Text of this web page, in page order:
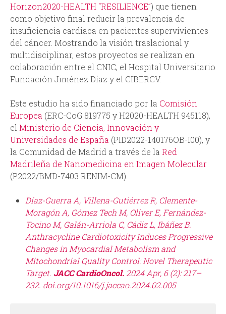
Horizon2020-HEALTH “RESILIENCE”) que tienen
como objetivo final reducir la prevalencia de
insuficiencia cardiaca en pacientes supervivientes
del cáncer. Mostrando la visión traslacional y
multidisciplinar, estos proyectos se realizan en
colaboración entre el CNIC, el Hospital Universitario
Fundación Jiménez Díaz y el CIBERCV.
Este estudio ha sido financiado por la Comisión
Europea (ERC-CoG 819775 y H2020-HEALTH 945118),
el Ministerio de Ciencia, Innovación y
Universidades de España (PID2022-140176OB-I00), y
la Comunidad de Madrid a través de la Red
Madrileña de Nanomedicina en Imagen Molecular
(P2022/BMD-7403 RENIM-CM).
Díaz-Guerra A, Villena-Gutiérrez R, Clemente-
Moragón A, Gómez Tech M, Oliver E, Fernández-
Tocino M, Galán-Arriola C, Cádiz L, Ibáñez B.
Anthracycline Cardiotoxicity Induces Progressive
Changes in Myocardial Metabolism and
Mitochondrial Quality Control: Novel Therapeutic
Target. JACC CardioOncol. 2024 Apr, 6 (2): 217–
232. doi.org/10.1016/j.jaccao.2024.02.005